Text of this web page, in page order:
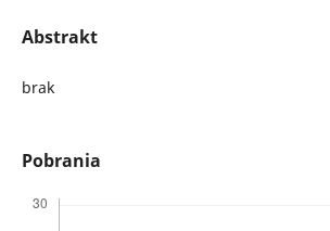
Abstrakt
brak
Pobrania